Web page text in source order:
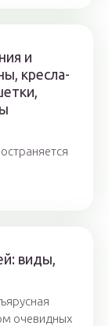
и
кресла-
виды,
очевидных